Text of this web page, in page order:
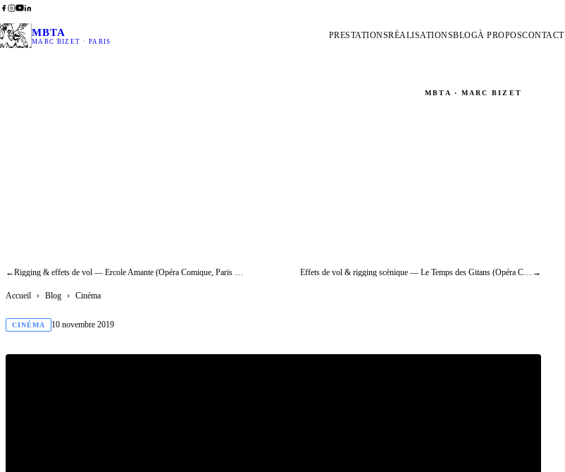
MBTA
MARC BIZET · PARIS
PRESTATIONSRÉALISATIONSBLOGÀ PROPOSCONTACT
MBTA · MARC BIZET
← →
Accueil › Blog › Cinéma
CINÉMA 10 novembre 2019